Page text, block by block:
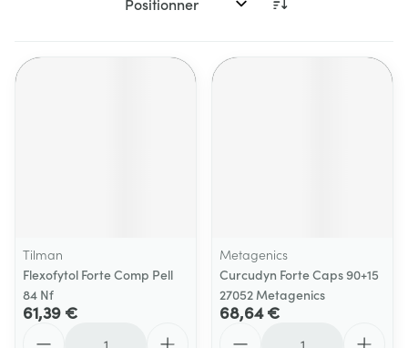
Trier par:
Tilman
Flexofytol Forte Comp Pell
84 Nf
61,39 €
Metagenics
Curcudyn Forte Caps 90+15
27052 Metagenics
68,64 €